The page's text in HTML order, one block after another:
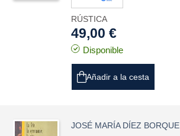
RÚSTICA
49,00 €
Disponible
Añadir a la cesta
JOSÉ MARÍA DÍEZ BORQUE